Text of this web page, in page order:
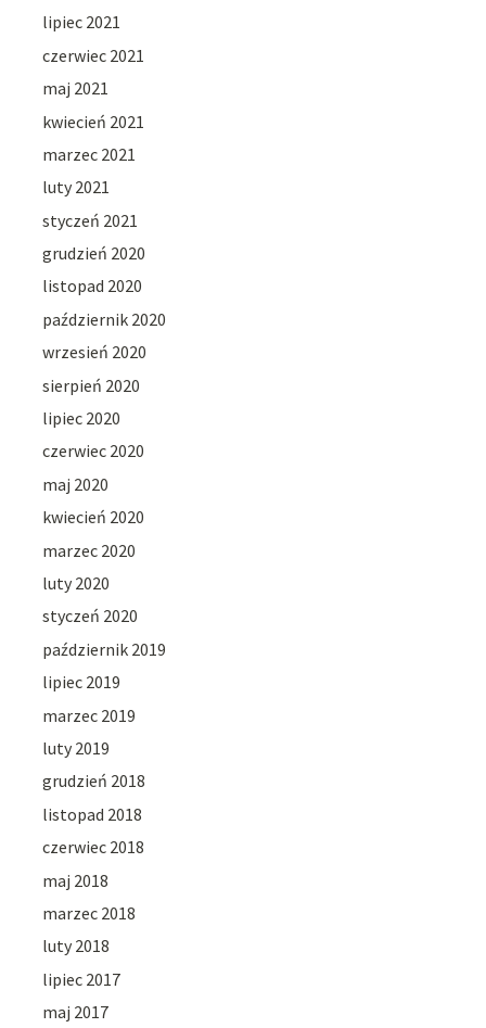
lipiec 2021
czerwiec 2021
maj 2021
kwiecień 2021
marzec 2021
luty 2021
styczeń 2021
grudzień 2020
listopad 2020
październik 2020
wrzesień 2020
sierpień 2020
lipiec 2020
czerwiec 2020
maj 2020
kwiecień 2020
marzec 2020
luty 2020
styczeń 2020
październik 2019
lipiec 2019
marzec 2019
luty 2019
grudzień 2018
listopad 2018
czerwiec 2018
maj 2018
marzec 2018
luty 2018
lipiec 2017
maj 2017